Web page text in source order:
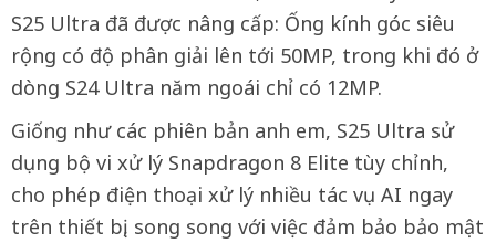
S25 Ultra đã được nâng cấp: Ống kính góc siêu
rộng có độ phân giải lên tới 50MP, trong khi đó ở
dòng S24 Ultra năm ngoái chỉ có 12MP.
Giống như các phiên bản anh em, S25 Ultra sử
dụng bộ vi xử lý Snapdragon 8 Elite tùy chỉnh,
cho phép điện thoại xử lý nhiều tác vụ AI ngay
trên thiết bị, song song với việc đảm bảo bảo mật